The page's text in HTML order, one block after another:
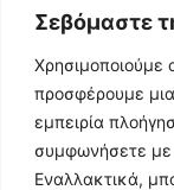
Σεβόμαστε
Χρησιμοποιούμε
προσφέρουμε
εμπειρία
συμφωνήσετε με
Εναλλακτικά,
Αριθμός